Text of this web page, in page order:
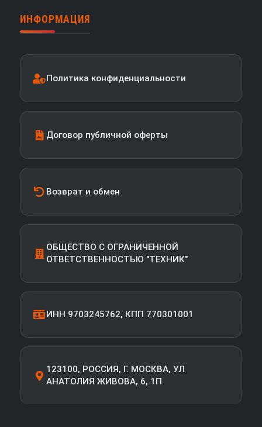
ИНФОРМАЦИЯ
Политика конфиденциальности
Договор публичной оферты
Возврат и обмен
ОБЩЕСТВО С ОГРАНИЧЕННОЙ
ОТВЕТСТВЕННОСТЬЮ "ТЕХНИК"
ИНН 9703245762, КПП 770301001
123100, РОССИЯ, Г. МОСКВА, УЛ
АНАТОЛИЯ ЖИВОВА, 6, 1П